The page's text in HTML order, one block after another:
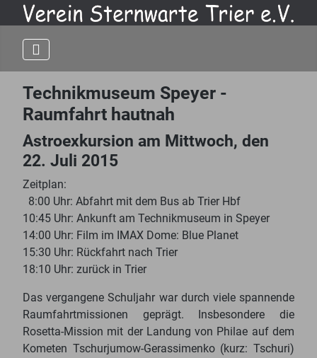
Technikmuseum Speyer -
Raumfahrt hautnah
Astroexkursion am Mittwoch, den
22. Juli 2015
Zeitplan:
8:00 Uhr: Abfahrt mit dem Bus ab Trier Hbf
10:45 Uhr: Ankunft am Technikmuseum in Speyer
14:00 Uhr: Film im IMAX Dome: Blue Planet
15:30 Uhr: Rückfahrt nach Trier
18:10 Uhr: zurück in Trier
Das vergangene Schuljahr war durch viele spannende
Raumfahrtmissionen geprägt. Insbesondere die
Rosetta-Mission mit der Landung von Philae auf dem
Kometen Tschurjumow-Gerassimenko (kurz: Tschuri)